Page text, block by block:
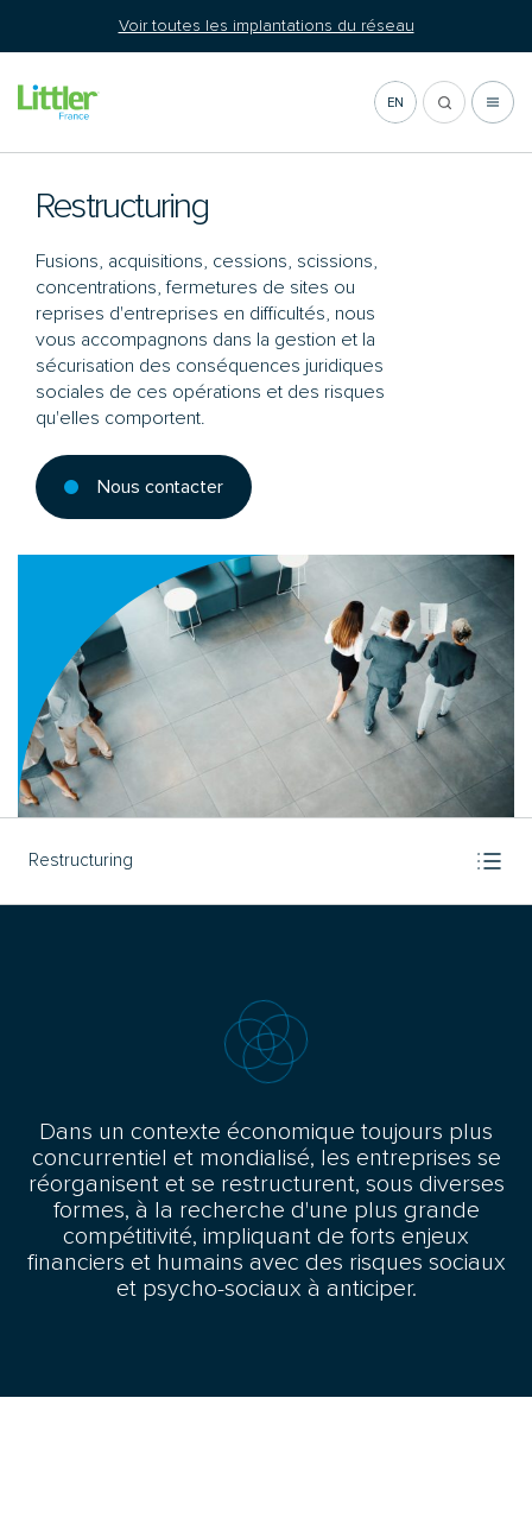
Voir toutes les implantations du réseau
EN
Restructuring
Fusions, acquisitions, cessions, scissions,
concentrations, fermetures de sites ou
reprises d'entreprises en difficultés, nous
vous accompagnons dans la gestion et la
sécurisation des conséquences juridiques
sociales de ces opérations et des risques
qu'elles comportent.
Nous contacter
Restructuring
Dans un contexte économique toujours plus
concurrentiel et mondialisé, les entreprises se
réorganisent et se restructurent, sous diverses
formes, à la recherche d'une plus grande
compétitivité, impliquant de forts enjeux
financiers et humains avec des risques sociaux
et psycho-sociaux à anticiper.